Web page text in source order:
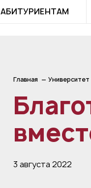
АБИТУРИЕНТАМ
Главная Университет
3 августа 2022